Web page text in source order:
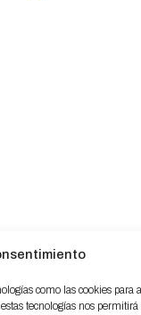
como las cookies para
tecnologías nos permitirá